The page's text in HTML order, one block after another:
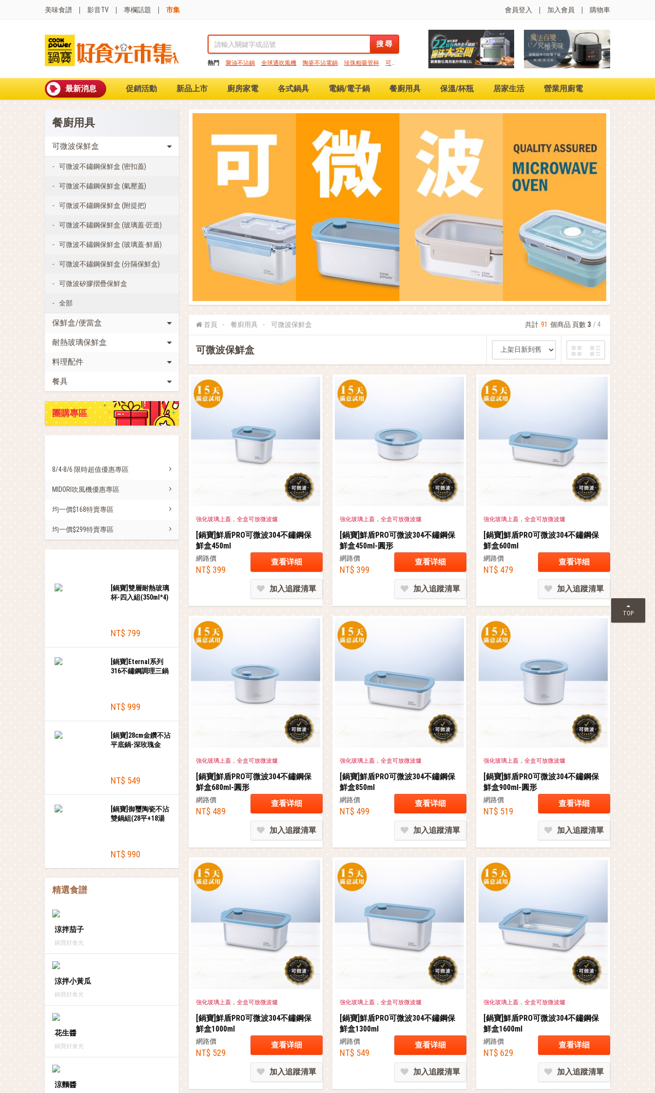
美味食譜 影音TV 專欄話題 市集 會員登入 加入會員 購物車
搜 尋
熱門 聚油不沾鍋 全球通吹風機 陶瓷不沾電鍋 珍珠粗吸管杯
可微
最新消息 促銷活動 新品上市 廚房家電 各式鍋具 電鍋/電子鍋 餐廚用具 保溫/杯瓶 居家生活 營業用廚電
餐廚用具
可微波保鮮盒
可微波不鏽鋼保鮮盒 (密扣蓋)
可微波不鏽鋼保鮮盒 (氣壓蓋)
可微波不鏽鋼保鮮盒 (附提把)
可微波不鏽鋼保鮮盒 (玻璃蓋-匠造)
可微波不鏽鋼保鮮盒 (玻璃蓋-鮮盾)
可微波不鏽鋼保鮮盒 (分隔保鮮盒)
可微波矽膠摺疊保鮮盒
全部
保鮮盒/便當盒
耐熱玻璃保鮮盒
料理配件
餐具
團購專區
8/4-8/6 限時超值優惠專區
MIDORI吹風機優惠專區
均一價$168特賣專區
均一價$299特賣專區
[鍋寶]雙層耐熱玻璃
杯-四入組(350ml*4)
NT$ 799
[鍋寶]Eternal系列
316不鏽鋼調理三鍋
NT$ 999
[鍋寶]28cm金鑽不沾
平底鍋-深玫瑰金
NT$ 549
[鍋寶]御璽陶瓷不沾
雙鍋組(28平+18湯
NT$ 990
精選食譜
涼拌茄子
鍋寶好食光
涼拌小黃瓜
鍋寶好食光
花生醬
鍋寶好食光
涼麵醬
首頁 餐廚用具 可微波保鮮盒 共計 91 個商品 頁數 3 / 4
可微波保鮮盒
強化玻璃上蓋，全盒可放微波爐
[鍋寶]鮮盾PRO可微波304不鏽鋼保
鮮盒450ml
網路價
NT$ 399
查看详细
加入追蹤清單
強化玻璃上蓋，全盒可放微波爐
[鍋寶]鮮盾PRO可微波304不鏽鋼保
鮮盒450ml-圓形
網路價
NT$ 399
查看详细
加入追蹤清單
強化玻璃上蓋，全盒可放微波爐
[鍋寶]鮮盾PRO可微波304不鏽鋼保
鮮盒600ml
網路價
NT$ 479
查看详细
加入追蹤清單
強化玻璃上蓋，全盒可放微波爐
[鍋寶]鮮盾PRO可微波304不鏽鋼保
鮮盒680ml-圓形
網路價
NT$ 489
查看详细
加入追蹤清單
強化玻璃上蓋，全盒可放微波爐
[鍋寶]鮮盾PRO可微波304不鏽鋼保
鮮盒850ml
網路價
NT$ 499
查看详细
加入追蹤清單
強化玻璃上蓋，全盒可放微波爐
[鍋寶]鮮盾PRO可微波304不鏽鋼保
鮮盒900ml-圓形
網路價
NT$ 519
查看详细
加入追蹤清單
強化玻璃上蓋，全盒可放微波爐
[鍋寶]鮮盾PRO可微波304不鏽鋼保
鮮盒1000ml
網路價
NT$ 529
查看详细
加入追蹤清單
強化玻璃上蓋，全盒可放微波爐
[鍋寶]鮮盾PRO可微波304不鏽鋼保
鮮盒1300ml
網路價
NT$ 549
查看详细
加入追蹤清單
強化玻璃上蓋，全盒可放微波爐
[鍋寶]鮮盾PRO可微波304不鏽鋼保
鮮盒1600ml
網路價
NT$ 629
查看详细
加入追蹤清單
TOP
搜 尋